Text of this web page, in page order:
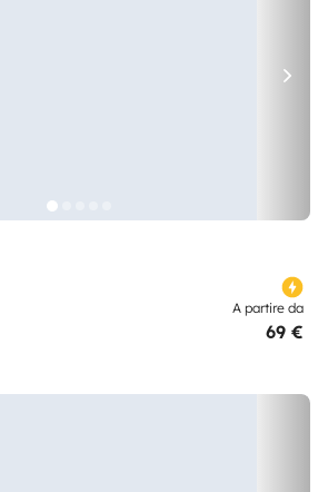
A partire da
69 €